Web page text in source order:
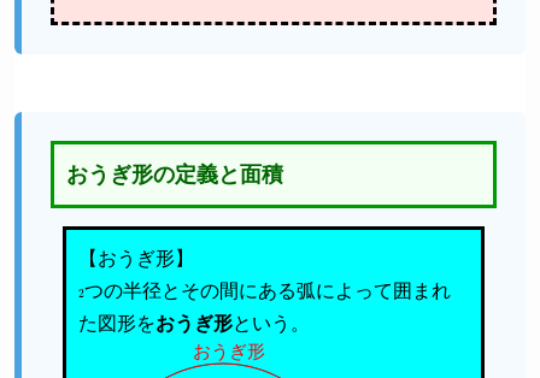
おうぎ形の定義と面積
【おうぎ形】
2つの半径とその間にある弧によって囲まれ
た図形をおうぎ形という。
おうぎ形